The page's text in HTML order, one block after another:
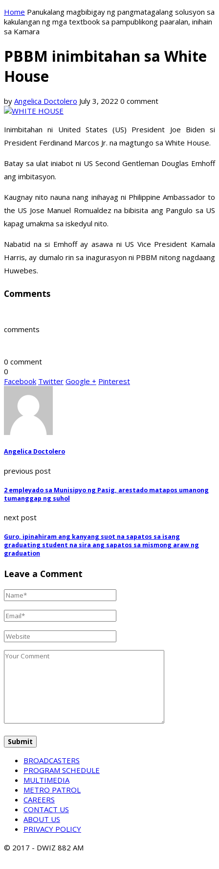
Home Panukalang magbibigay ng pangmatagalang solusyon sa
kakulangan ng mga textbook sa pampublikong paaralan, inihain
sa Kamara
PBBM inimbitahan sa White
House
by Angelica Doctolero July 3, 2022 0 comment
Inimbitahan ni United States (US) President Joe Biden si
President Ferdinand Marcos Jr. na magtungo sa White House.
Batay sa ulat iniabot ni US Second Gentleman Douglas Emhoff
ang imbitasyon.
Kaugnay nito nauna nang inihayag ni Philippine Ambassador to
the US Jose Manuel Romualdez na bibisita ang Pangulo sa US
kapag umakma sa iskedyul nito.
Nabatid na si Emhoff ay asawa ni US Vice President Kamala
Harris, ay dumalo rin sa inagurasyon ni PBBM nitong nagdaang
Huwebes.
Comments
comments
0 comment
0
Facebook Twitter Google + Pinterest
Angelica Doctolero
previous post
2 empleyado sa Munisipyo ng Pasig, arestado matapos umanong
tumanggap ng suhol
next post
Guro, ipinahiram ang kanyang suot na sapatos sa isang
graduating student na sira ang sapatos sa mismong araw ng
graduation
Leave a Comment
BROADCASTERS
PROGRAM SCHEDULE
MULTIMEDIA
METRO PATROL
CAREERS
CONTACT US
ABOUT US
PRIVACY POLICY
© 2017 - DWIZ 882 AM